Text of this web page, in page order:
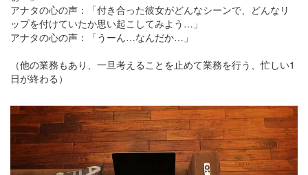
アナタの心の声：「付き合った彼女がどんなシーンで、どんなリ
ップを付けていたか思い起こしてみよう…」
アナタの心の声：「うーん…なんだか…」
（他の業務もあり、一旦考えることを止めて業務を行う、忙しい1
日が終わる）